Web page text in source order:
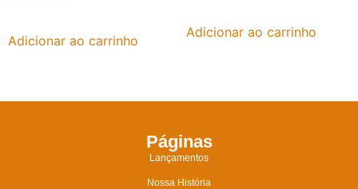
Adicionar ao carrinho
Adicionar ao carrinho
Páginas
Lançamentos
Nossa História